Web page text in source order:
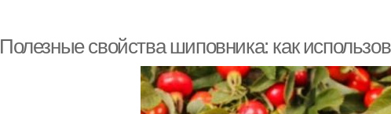
Полезные свойства шиповника: как